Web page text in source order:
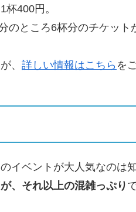
400円。
のところ6杯分のチケット
、 詳しい情報はこちら を
イベントが大人気なのは知
、それ以上の混雑っぷり